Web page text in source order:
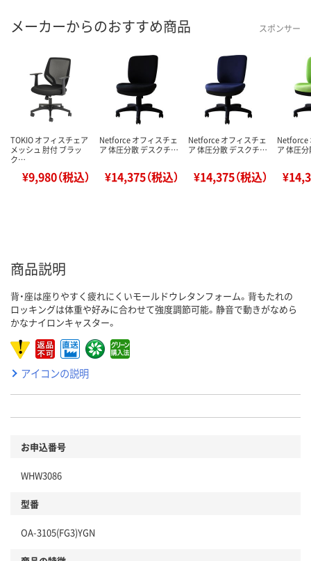
メーカーからのおすすめ商品 スポンサー
TOKIO オフィスチェア
メッシュ 肘付 ブラッ
ク…
¥9,980（税込）
Netforce オフィスチェ
ア 体圧分散 デスクチ…
¥14,375（税込）
Netforce オフィスチェ
ア 体圧分散 デスクチ…
¥14,375（税込）
Netforce
ア 体圧
商品説明
背・座は座りやすく疲れにくいモールドウレタンフォーム。背もたれの
ロッキングは体重や好みに合わせて強度調節可能。静音で動きがなめら
かなナイロンキャスター。
アイコンの説明
お申込番号
WHW3086
型番
OA-3105(FG3)YGN